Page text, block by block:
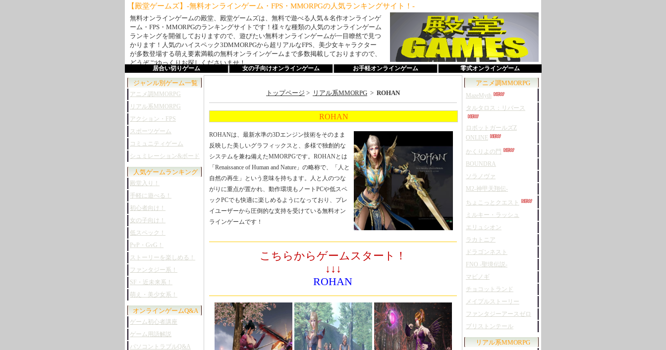
【殿堂ゲームズ】-無料オンラインゲーム・FPS・MMORPGの人気ランキングサイト！-
無料オンラインゲームの殿堂、殿堂ゲームズは、無料で遊べる人気＆名作オンラインゲ
ーム・FPS・MMORPGのランキングサイトです！様々な種類の人気のオンラインゲーム
ランキングを開催しておりますので、遊びたい無料オンラインゲームが一目瞭然で見つ
かります！人気のハイスペック3DMMORPGから超リアルなFPS、美少女キャラクター
が多数登場する萌え要素満載の無料オンラインゲームまで多数掲載しておりますので、
どうぞごゆっくりお探しくださいませ！
零式オンラインゲーム
お手軽オンラインゲーム
女の子向けオンラインゲーム
居合い切りゲーム
アニメ調MMORPG
MazeMyth
タルタロス：リバース
ロボットガールズZ
ONLINE
かくりよの門
BOUNDRA
ソラノヴァ
M2-神甲天翔伝-
ちょこっとクエスト
ミルキー・ラッシュ
エリュシオン
ラカトニア
ドラゴンネスト
FNO -聖境伝説-
マビノギ
チョコットランド
メイプルストーリー
ファンタジーアースゼロ
ブリストンテール
リアル系MMORPG
トップページ > リアル系MMORPG > ROHAN
ROHAN
ROHANは、最新水準の3Dエンジン技術をそのまま
反映した美しいグラフィックスと、多様で独創的な
システムを兼ね備えたMMORPGです。ROHANとは
「Renaissance of Human and Nature」の略称で、「人と
自然の再生」という意味を持ちます。人と人のつな
がりに重点が置かれ、動作環境もノートPCや低スペ
ックPCでも快適に楽しめるようになっており、プレ
イユーザーから圧倒的な支持を受けている無料オン
ラインゲームです！
こちらからゲームスタート！
↓↓↓
ROHAN
ジャンル別ゲーム一覧
アニメ調MMORPG
リアル系MMORPG
アクション・FPS
スポーツゲーム
コミュニティゲーム
シュミレーション&ボード
人気ゲームランキング
殿堂入り！
手軽に遊べる！
初心者向け！
女の子向け！
低スペック！
PvP・GvG！
ストーリーを楽しめる！
ファンタジー系！
SF・近未来系！
萌え・美少女系！
オンラインゲームQ&A
ゲーム初心者講座
ゲーム用語解説
パソコントラブルQ&A